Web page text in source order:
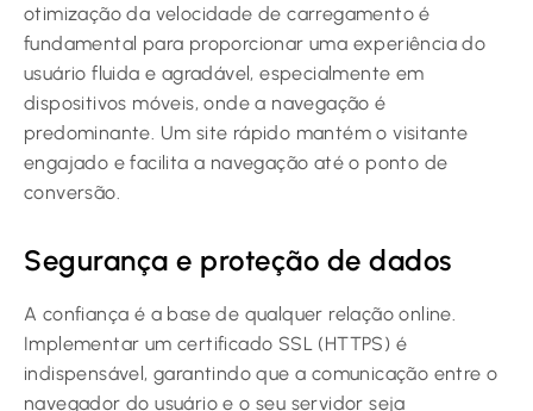
otimização da velocidade de carregamento é
fundamental para proporcionar uma experiência do
usuário fluida e agradável, especialmente em
dispositivos móveis, onde a navegação é
predominante. Um site rápido mantém o visitante
engajado e facilita a navegação até o ponto de
conversão.
Segurança e proteção de dados
A confiança é a base de qualquer relação online.
Implementar um certificado SSL (HTTPS) é
indispensável, garantindo que a comunicação entre o
navegador do usuário e o seu servidor seja